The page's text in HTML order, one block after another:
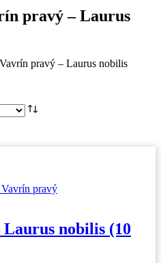
pravý – Laurus
pravý – Laurus nobilis
nobilis (10